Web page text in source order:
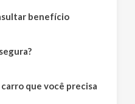
benefício
que você precisa